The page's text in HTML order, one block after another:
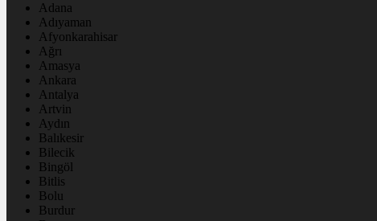
Adana
Adıyaman
Afyonkarahisar
Ağrı
Amasya
Ankara
Antalya
Artvin
Aydın
Balıkesir
Bilecik
Bingöl
Bitlis
Bolu
Burdur